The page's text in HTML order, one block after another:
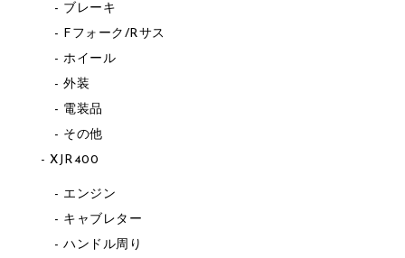
ブレーキ
Fフォーク/Rサス
ホイール
外装
電装品
その他
XJR400
エンジン
キャブレター
ハンドル周り